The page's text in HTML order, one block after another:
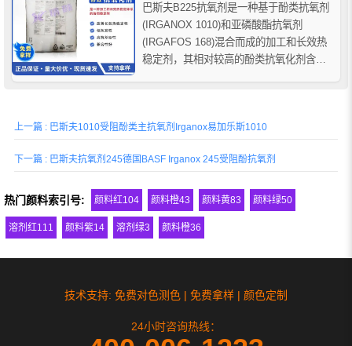
巴斯夫B225抗氧剂是一种基于酚类抗氧剂
(IRGANOX 1010)和亚磷酸酯抗氧剂
(IRGAFOS 168)混合而成的加工和长效热
稳定剂，其相对较高的酚类抗氧化剂含量
性和长期热稳定性等。
上一篇 : 巴斯夫1010受阻酚类主抗氧剂Irganox易加乐斯1010
下一篇 : 巴斯夫抗氧剂245德国BASF Irganox 245受阻酚抗氧剂
热门颜料索引号: 颜料红104 颜料橙43 颜料黄83 颜料绿50
溶剂红111 颜料紫14 溶剂绿3 颜料橙36
技术支持: 免费对色测色 | 免费拿样 | 颜色定制
24小时咨询热线：